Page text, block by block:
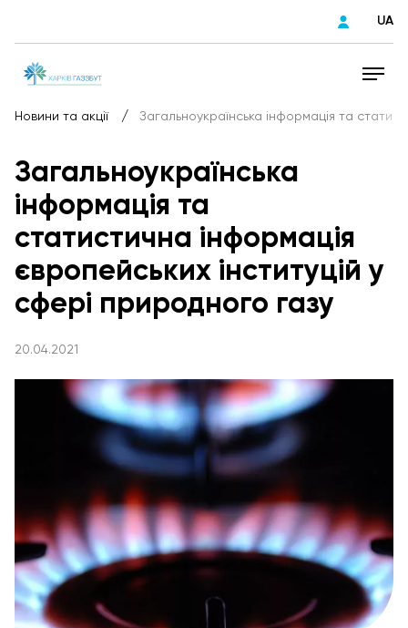
UA
Новини та акції / Загальноукраїнська інформація та
Загальноукраїнська
інформація та
статистична інформація
європейських інституцій у
сфері природного газу
20.04.2021